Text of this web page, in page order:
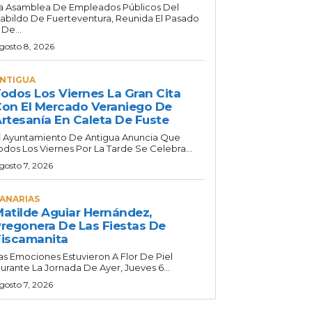
Asamblea De Empleados Públicos Del
De Fuerteventura, Reunida El Pasado
8, 2026
Los Viernes La Gran Cita
El Mercado Veraniego De
En Caleta De Fuste
Ayuntamiento De Antigua Anuncia Que
Los Viernes Por La Tarde Se Celebra...
7, 2026
Aguiar Hernández,
De Las Fiestas De
Emociones Estuvieron A Flor De Piel
La Jornada De Ayer, Jueves 6...
7, 2026